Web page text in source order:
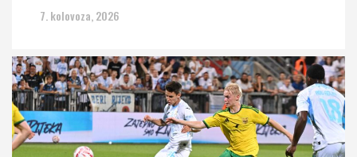
7. kolovoza, 2026